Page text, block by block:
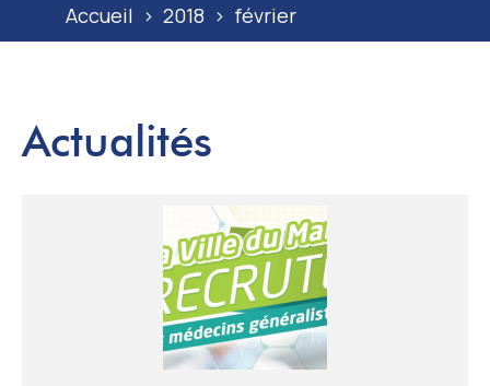
Accueil > 2018 > février
Actualités